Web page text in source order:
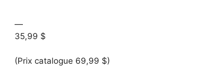
—
35,99 $
(Prix catalogue 69,99 $)